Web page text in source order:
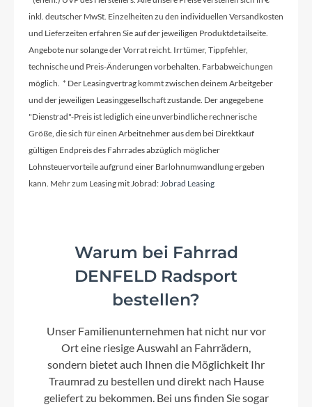
Rahmenmaterial
Carbon
Kurbelgarnitur
Shimano 105 7100, 50/34: 165mm (44-50cm),
170mm (52-56cm), 172.5 (58-61cm)
Kassette
Lenker
Vision Trimax Carbon Aero: 380mm (44-56),
400mm (58-61)
Farbe
Raw
Kette
inkl. deutscher MwSt. Einzelheiten zu den individuellen Versandkosten
und Lieferzeiten erfahren Sie auf der jeweiligen Produktdetailseite.
Angebote nur solange der Vorrat reicht. Irrtümer, Tippfehler,
technische und Preis-Änderungen vorbehalten. Farbabweichungen
möglich. * Der Leasingvertrag kommt zwischen deinem Arbeitgeber
und der jeweiligen Leasinggesellschaft zustande. Der angegebene
"Dienstrad"-Preis ist lediglich eine unverbindliche rechnerische
Größe, die sich für einen Arbeitnehmer aus dem bei Direktkauf
gültigen Endpreis des Fahrrades abzüglich möglicher
Lohnsteuervorteile aufgrund einer Barlohnumwandlung ergeben
kann. Mehr zum Leasing mit Jobrad:Jobrad Leasing
Warum bei Fahrrad
DENFELD Radsport
bestellen?
Unser Familienunternehmen hat nicht nur vor
Ort eine riesige Auswahl an Fahrrädern,
sondern bietet auch Ihnen die Möglichkeit Ihr
Traumrad zu bestellen und direkt nach Hause
geliefert zu bekommen. Bei uns finden Sie sogar